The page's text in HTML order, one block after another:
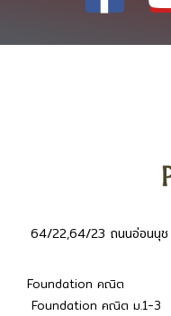
64/22,64/23 ถนนอ่อนนุช
Foundation คณิต
Foundation คณิต ม.1-3